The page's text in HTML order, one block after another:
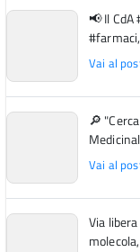
📢 Il
Vai al
🔎
Vai al
Via